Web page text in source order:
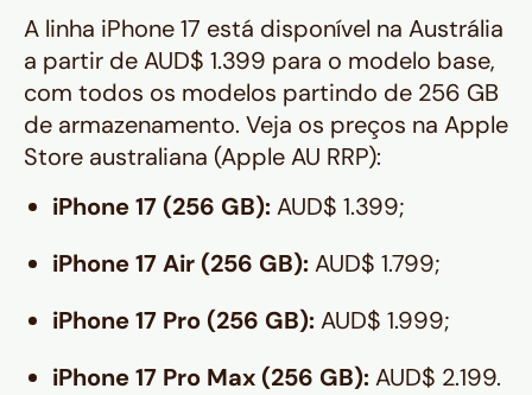
de um produto lacrado, que pode
ser interpretado como produto para
revenda.
A linha iPhone 17 está disponível na Austrália
a partir de AUD$ 1.399 para o modelo base,
com todos os modelos partindo de 256 GB
de armazenamento. Veja os preços na Apple
Store australiana (Apple AU RRP):
iPhone 17 (256 GB):AUD$ 1.399;
iPhone 17 Air (256 GB):AUD$ 1.799;
iPhone 17 Pro (256 GB):AUD$ 1.999;
iPhone 17 Pro Max (256 GB):AUD$ 2.199.